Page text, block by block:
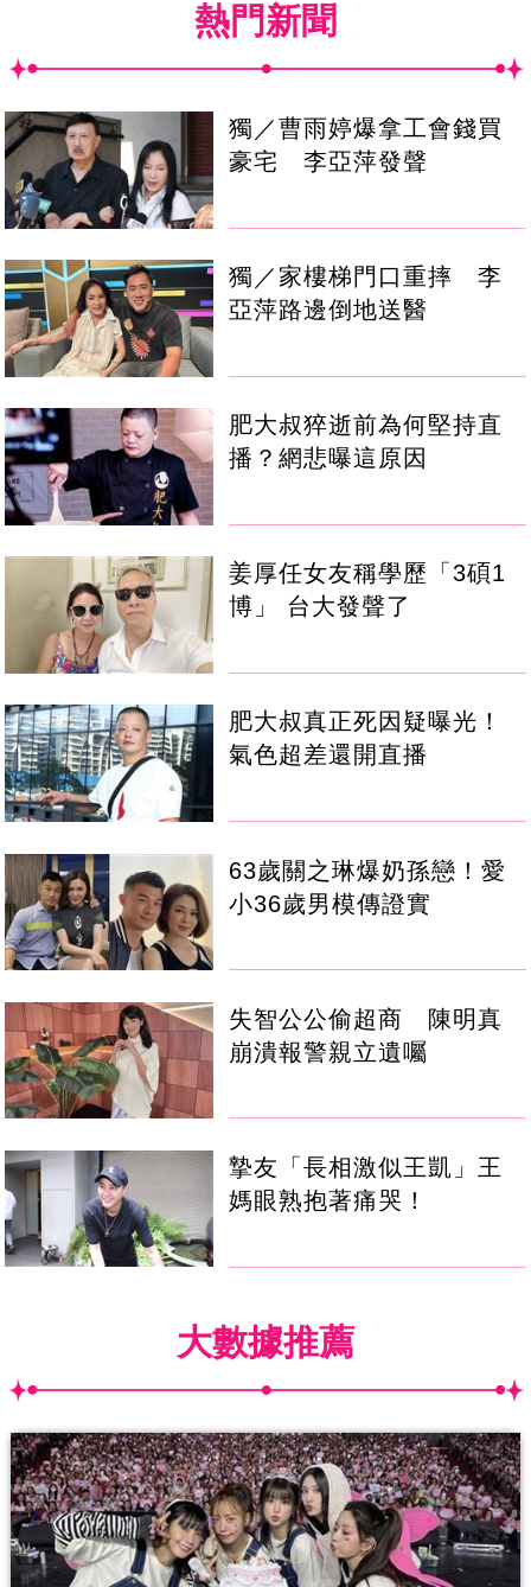
熱門新聞
獨／曹雨婷爆拿工會錢買
豪宅 李亞萍發聲
獨／家樓梯門口重摔 李
亞萍路邊倒地送醫
肥大叔猝逝前為何堅持直
播？網悲曝這原因
姜厚任女友稱學歷「3碩1
博」 台大發聲了
肥大叔真正死因疑曝光！
氣色超差還開直播
63歲關之琳爆奶孫戀！愛
小36歲男模傳證實
失智公公偷超商 陳明真
崩潰報警親立遺囑
摯友「長相激似王凱」王
媽眼熟抱著痛哭！
大數據推薦